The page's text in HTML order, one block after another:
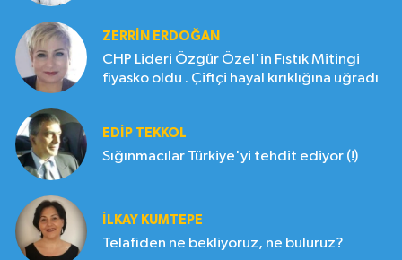
ZERRIN ERDOĞAN
CHP Lideri Özgür Özel'in Fıstık Mitingi
fiyasko oldu . Çiftçi hayal kırıklığına uğradı
EDIP TEKKOL
Sığınmacılar Türkiye'yi tehdit ediyor (!)
İLKAY KUMTEPE
Telafiden ne bekliyoruz, ne buluruz?